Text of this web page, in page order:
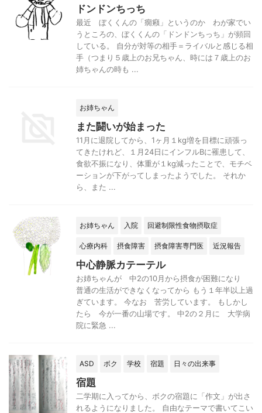
ドンドンちっち
最近 ぼくくんの「癇癪」というのか わが家でい
うところの、ぼくくんの「ドンドンちっち」が頻回
している。 自分が対等の相手＝ライバルと感じる相
手（つまり５歳上のお兄ちゃん、時には７歳上のお
姉ちゃんの時も ...
お姉ちゃん
また闘いが始まった
11月に退院してから、1ヶ月１kg増を目標に頑張っ
てきたけれど、１月24日にインフルBに罹患して、
食欲不振になり、体重が１kg減ったことで、モチベ
ーションが下がってしまったようでした。 それか
ら、また ...
お姉ちゃん 入院 回避制限性食物摂取症
心療内科 摂食障害 摂食障害専門医 近況報告
中心静脈カテーテル
お姉ちゃんが 中2の10月から摂食が困難になり
普通の生活ができなくなってから もう１年半以上過
ぎています。 今なお 苦労しています。 もしかし
たら 今が一番の山場です。 中2の２月に 大学病
院に緊急 ...
ASD ボク 学校 宿題 日々の出来事
宿題
二学期に入ってから、ボクの宿題に「作文」が出さ
れるようになりました。 自由なテーマで書いてこい